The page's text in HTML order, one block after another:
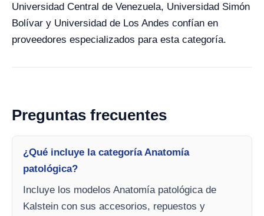
Universidad Central de Venezuela, Universidad Simón
Bolívar y Universidad de Los Andes confían en
proveedores especializados para esta categoría.
Preguntas frecuentes
¿Qué incluye la categoría Anatomía
patológica?
Incluye los modelos Anatomía patológica de
Kalstein con sus accesorios, repuestos y